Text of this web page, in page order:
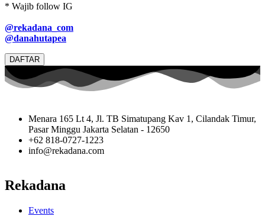
* Wajib follow IG
@rekadana_com
@danahutapea
DAFTAR
Menara 165 Lt 4, Jl. TB Simatupang Kav 1, Cilandak Timur,
Pasar Minggu Jakarta Selatan - 12650
+62 818-0727-1223
info@rekadana.com
Rekadana
Events